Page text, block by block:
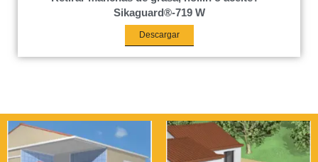
Sikaguard®-719 W
Descargar